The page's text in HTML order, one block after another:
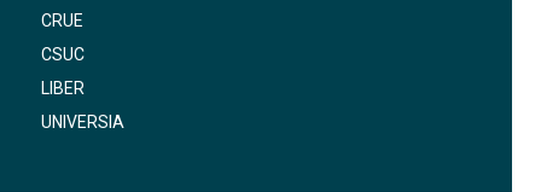
CRUE
CSUC
LIBER
UNIVERSIA